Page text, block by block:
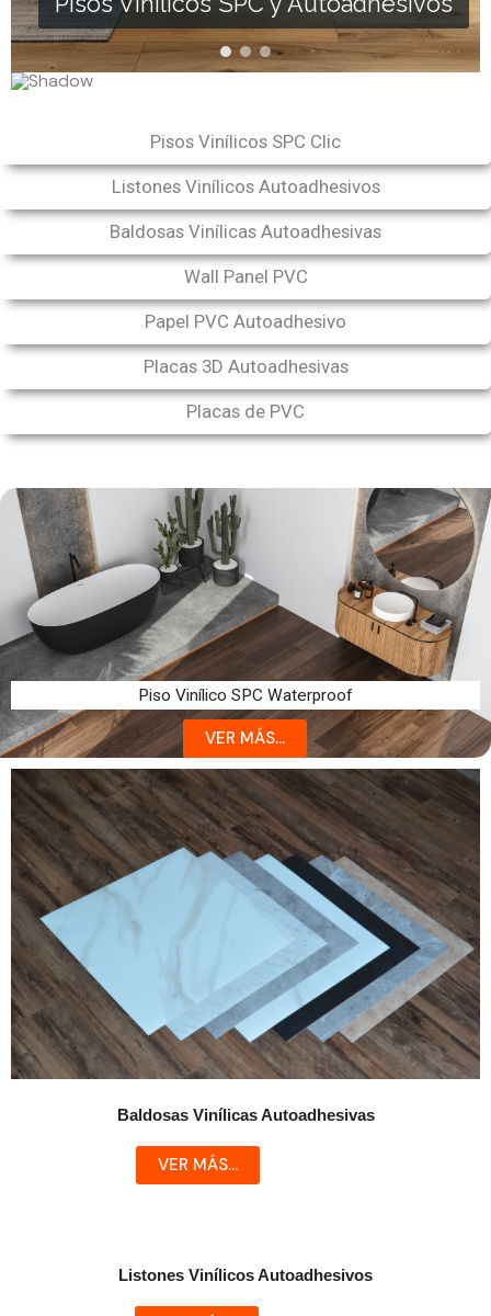
Pisos Vinílicos SPC Clic
Listones Vinílicos Autoadhesivos
Baldosas Vinílicas Autoadhesivas
Wall Panel PVC
Papel PVC Autoadhesivo
Placas 3D Autoadhesivas
Placas de PVC
Piso Vinílico SPC Waterproof
VER MÁS...
Baldosas Vinílicas Autoadhesivas
VER MÁS...
Listones Vinílicos Autoadhesivos